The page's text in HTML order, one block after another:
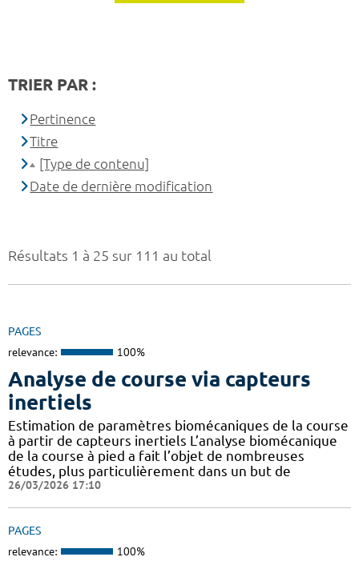
Résultats 1 à 25 sur 111 au total
PAGES
relevance: 100%
Analyse de course via capteurs
inertiels
Estimation de paramètres biomécaniques de la course
à partir de capteurs inertiels L’analyse biomécanique
de la course à pied a fait l’objet de nombreuses
études, plus particulièrement dans un but de
26/03/2026 17:10
PAGES
relevance: 100%
TRIER PAR :
Pertinence
Titre
[Type de contenu]
Date de dernière modification